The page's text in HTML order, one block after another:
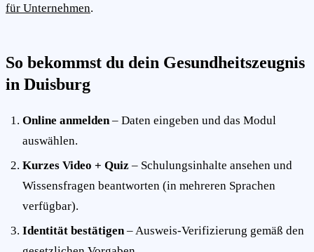
für Unternehmen.
So bekommst du dein Gesundheitszeugnis
in Duisburg
Online anmelden– Daten eingeben und das Modul
auswählen.
Kurzes Video + Quiz – Schulungsinhalte ansehen und
Wissensfragen beantworten (in mehreren Sprachen
verfügbar).
Identität bestätigen– Ausweis-Verifizierung gemäß den